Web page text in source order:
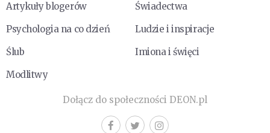
Artykuły blogerów
Świadectwa
Psychologia na co dzień
Ludzie i inspiracje
Ślub
Imiona i święci
Modlitwy
Dołącz do społeczności DEON.pl